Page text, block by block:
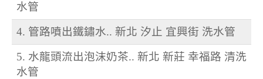
水管
4. 管路噴出鐵鏽水.. 新北 汐止 宜興街 洗水管
5. 水龍頭流出泡沫奶茶.. 新北 新莊 幸福路 清洗
水管